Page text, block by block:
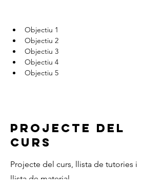
Objectiu 1
Objectiu 2
Objectiu 3
Objectiu 4
Objectiu 5
PROJECTE DEL
CURS
Projecte del curs, llista de tutories i
llista de material.